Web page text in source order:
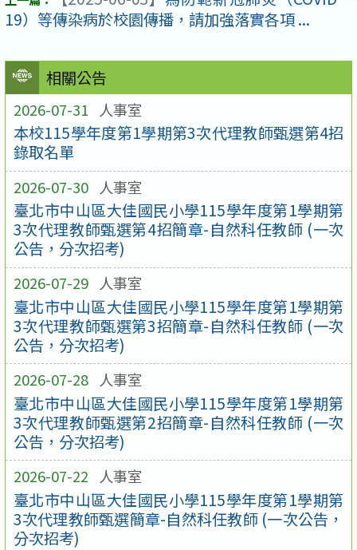
相關公告
2026-07-31 人事室
本校115學年度第1學期第3次代理教師甄選第4招
錄取名單
2026-07-30 人事室
臺北市中山區大佳國民小學115學年度第1學期第
3次代理教師甄選第4招簡章-自然科任教師 (一次
公告，分次招考)
2026-07-29 人事室
臺北市中山區大佳國民小學115學年度第1學期第
3次代理教師甄選第3招簡章-自然科任教師 (一次
公告，分次招考)
2026-07-28 人事室
臺北市中山區大佳國民小學115學年度第1學期第
3次代理教師甄選第2招簡章-自然科任教師 (一次
公告，分次招考)
2026-07-22 人事室
臺北市中山區大佳國民小學115學年度第1學期第
3次代理教師甄選簡章-自然科任教師 (一次公告，
分次招考)
19）等傳染病於校園傳播，請加強落實各項 ...